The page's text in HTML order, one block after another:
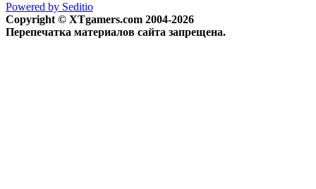
Powered by Seditio
Copyright © XTgamers.com 2004-2026
Перепечатка материалов сайта запрещена.